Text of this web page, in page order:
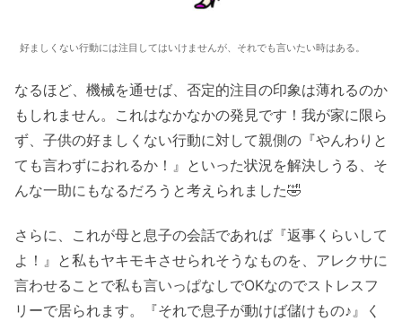
好ましくない行動には注目してはいけませんが、それでも言いたい時はある。
なるほど、機械を通せば、否定的注目の印象は薄れるのか
もしれません。これはなかなかの発見です！我が家に限ら
ず、子供の好ましくない行動に対して親側の『やんわりと
ても言わずにおれるか！』といった状況を解決しうる、そ
んな一助にもなるだろうと考えられました🤣
さらに、これが母と息子の会話であれば『返事くらいして
よ！』と私もヤキモキさせられそうなものを、アレクサに
言わせることで私も言いっぱなしでOKなのでストレスフ
リーで居られます。『それで息子が動けば儲けもの♪』く